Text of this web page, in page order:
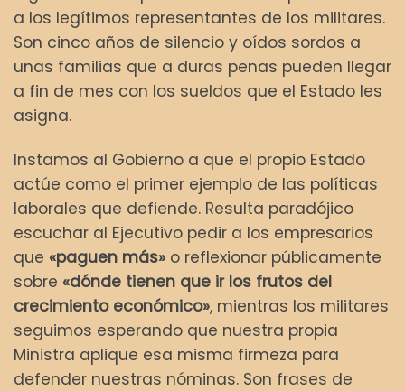
a los legítimos representantes de los militares.
Son cinco años de silencio y oídos sordos a
unas familias que a duras penas pueden llegar
a fin de mes con los sueldos que el Estado les
asigna.
Instamos al Gobierno a que el propio Estado
actúe como el primer ejemplo de las políticas
laborales que defiende. Resulta paradójico
escuchar al Ejecutivo pedir a los empresarios
que «paguen más» o reflexionar públicamente
sobre «dónde tienen que ir los frutos del
crecimiento económico», mientras los militares
seguimos esperando que nuestra propia
Ministra aplique esa misma firmeza para
defender nuestras nóminas. Son frases de